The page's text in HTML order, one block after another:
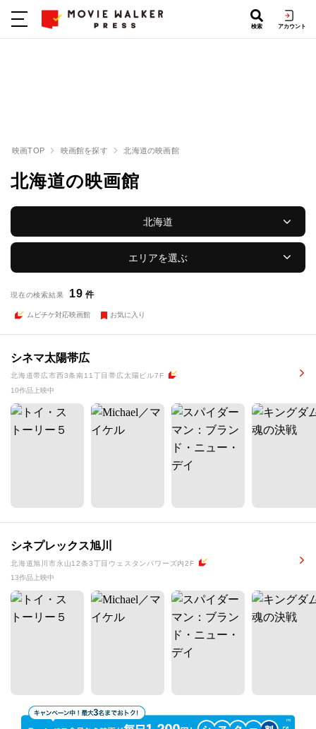
検索 アカウント
映画TOP 映画館を探す 北海道の映画館
北海道の映画館
北海道
エリアを選ぶ
現在の検索結果 19 件
ムビチケ対応映画館 お気に入り
シネマ太陽帯広
北海道帯広市西3条南11丁目帯広太陽ビル7F
10作品上映中
シネプレックス旭川
北海道旭川市永山12条3丁目ウェスタンパワーズ内2F
13作品上映中